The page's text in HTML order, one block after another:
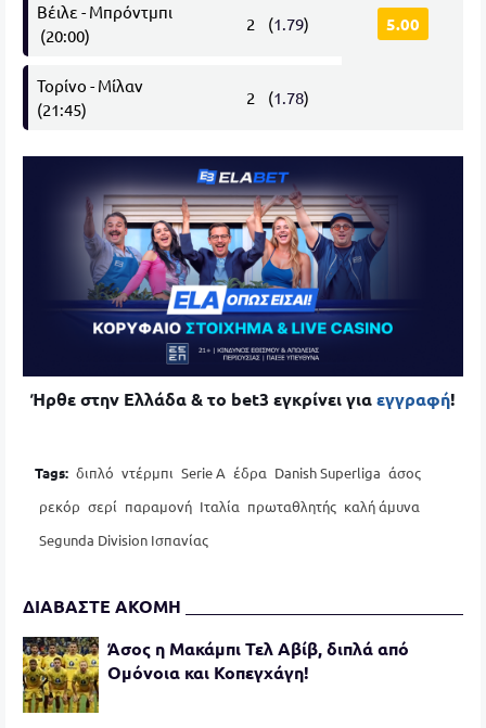
5.00
Βέιλε - Μπρόντμπι
(20:00)
2 (1.79)
Τορίνο - Μίλαν
(21:45)
2 (1.78)
Ήρθε στην Ελλάδα & το bet3 εγκρίνει γιαεγγραφή!
Tags: διπλό ντέρμπι Serie A έδρα Danish Superliga άσος
ρεκόρ σερί παραμονή Ιταλία πρωταθλητής καλή άμυνα
Segunda Division Ισπανίας
ΔΙΑΒΑΣΤΕ ΑΚΟΜΗ
Άσος η Μακάμπι Τελ Αβίβ, διπλά από
Ομόνοια και Κοπεγχάγη!